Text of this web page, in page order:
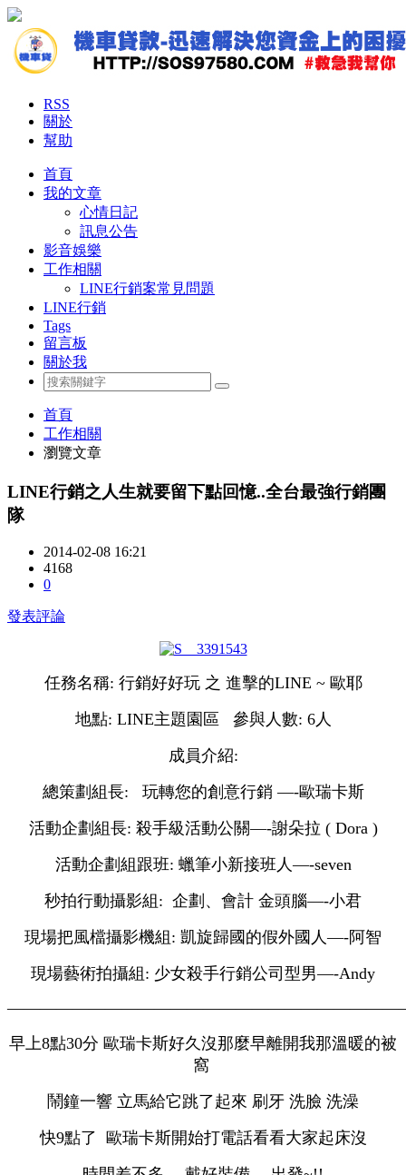
RSS
關於
幫助
首頁
我的文章
心情日記
訊息公告
影音娛樂
工作相關
LINE行銷案常見問題
LINE行銷
Tags
留言板
關於我
首頁
工作相關
瀏覽文章
LINE行銷之人生就要留下點回憶..全台最強行銷團
隊
2014-02-08 16:21
4168
0
發表評論
任務名稱: 行銷好好玩 之 進擊的LINE ~ 歐耶
地點: LINE主題園區 參與人數: 6人
成員介紹:
總策劃組長: 玩轉您的創意行銷 —-歐瑞卡斯
活動企劃組長: 殺手級活動公關—-謝朵拉 ( Dora )
活動企劃組跟班: 蠟筆小新接班人—-seven
秒拍行動攝影組: 企劃、會計 金頭腦—-小君
現場把風檔攝影機組: 凱旋歸國的假外國人—-阿智
現場藝術拍攝組: 少女殺手行銷公司型男—-Andy
早上8點30分 歐瑞卡斯好久沒那麼早離開我那溫暖的被
窩
鬧鐘一響 立馬給它跳了起來 刷牙 洗臉 洗澡
快9點了 歐瑞卡斯開始打電話看看大家起床沒